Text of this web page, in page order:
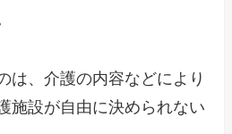
は、介護の内容などにより
施設が自由に決められない